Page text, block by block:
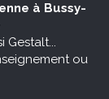
à Bussy-
Gestalt...
ou